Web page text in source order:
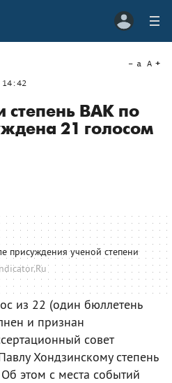
a A
степень ВАК по
21 голосом
присуждения ученой степени
из 22 (один бюллетень
и признан
совет
Хондзинскому степень
этом с места событий